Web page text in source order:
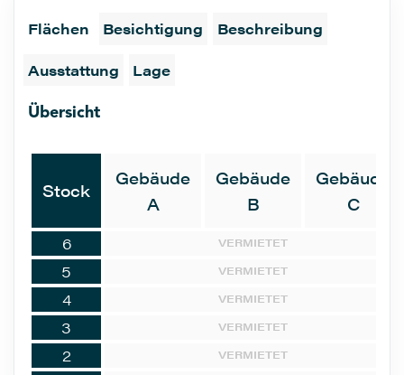
Flächen Besichtigung
Beschreibung
Ausstattung
Lage
Übersicht
Stock
Gebäude
A
Gebäude
B
Gebäude
C
6 VERMIETET
5 VERMIETET
4 VERMIETET
3 VERMIETET
2 VERMIETET